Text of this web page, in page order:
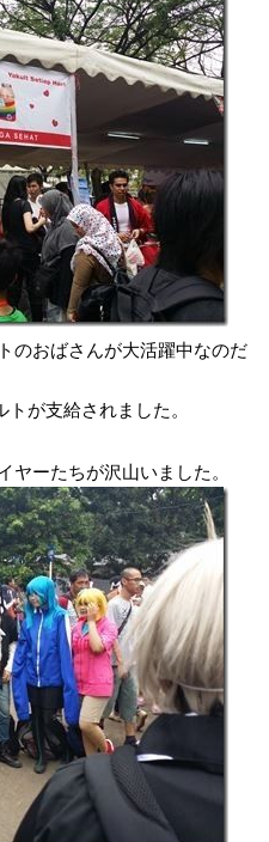
のおばさんが大活躍中なのだ
が支給されました。
ヤーたちが沢山いました。